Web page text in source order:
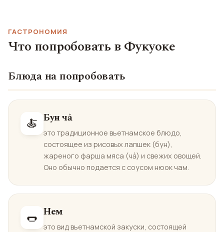
ГАСТРОНОМИЯ
Что попробовать в Фукуоке
Блюда на попробовать
🍝 Бун чả
это традиционное вьетнамское блюдо,
состоящее из рисовых лапшек (бун),
жареного фарша мяса (чả) и свежих овощей.
Оно обычно подается с соусом нюок чам.
🌭 Нем
это вид вьетнамской закуски, состоящей